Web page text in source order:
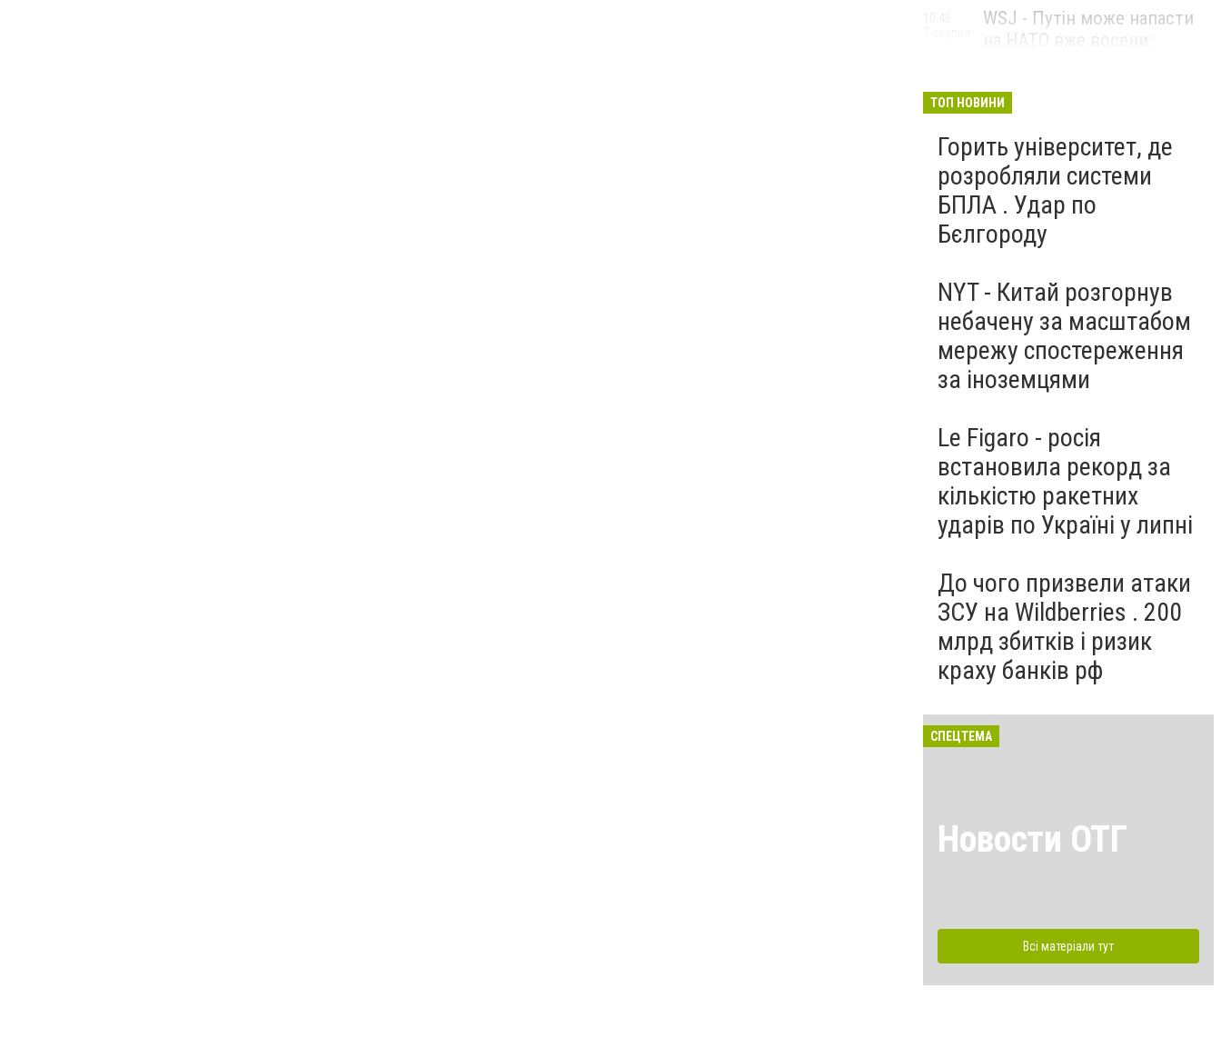
WSJ - Путін може напасти
на НАТО вже восени:
ТОП НОВИНИ
Горить університет, де
розробляли системи
БПЛА . Удар по
Бєлгороду
NYT - Китай розгорнув
небачену за масштабом
мережу спостереження
за іноземцями
Le Figaro - росія
встановила рекорд за
кількістю ракетних
ударів по Україні у липні
До чого призвели атаки
ЗСУ на Wildberries . 200
млрд збитків і ризик
краху банків рф
СПЕЦТЕМА
Новости ОТГ
Всі матеріали тут